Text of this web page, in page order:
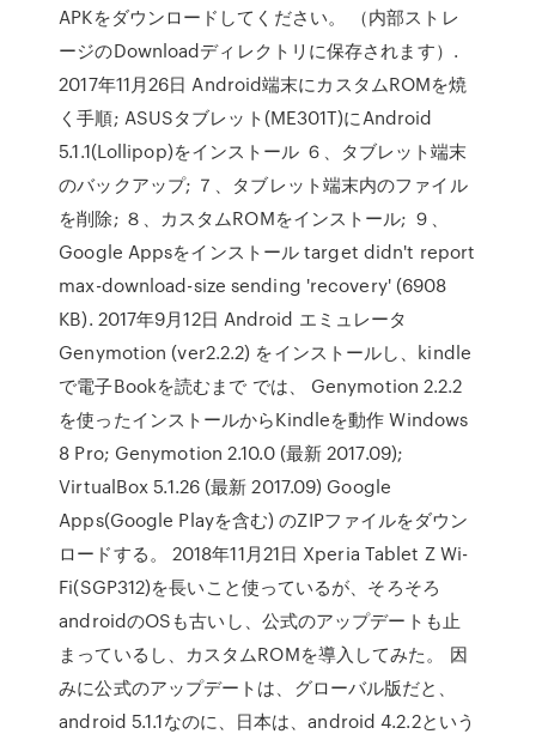
APKをダウンロードしてください。 （内部ストレ
ージのDownloadディレクトリに保存されます）.
2017年11月26日 Android端末にカスタムROMを焼
く手順; ASUSタブレット(ME301T)にAndroid
5.1.1(Lollipop)をインストール ６、タブレット端末
のバックアップ; ７、タブレット端末内のファイル
を削除; ８、カスタムROMをインストール; ９、
Google Appsをインストール target didn't report
max-download-size sending 'recovery' (6908
KB). 2017年9月12日 Android エミュレータ
Genymotion (ver2.2.2) をインストールし、kindle
で電子Bookを読むまで では、 Genymotion 2.2.2
を使ったインストールからKindleを動作 Windows
8 Pro; Genymotion 2.10.0 (最新 2017.09);
VirtualBox 5.1.26 (最新 2017.09) Google
Apps(Google Playを含む) のZIPファイルをダウン
ロードする。 2018年11月21日 Xperia Tablet Z Wi-
Fi(SGP312)を長いこと使っているが、そろそろ
androidのOSも古いし、公式のアップデートも止
まっているし、カスタムROMを導入してみた。 因
みに公式のアップデートは、グローバル版だと、
android 5.1.1なのに、日本は、android 4.2.2という